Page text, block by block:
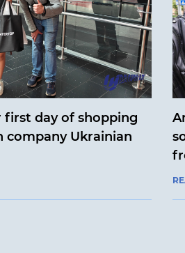
first day of shopping
Ukrainian